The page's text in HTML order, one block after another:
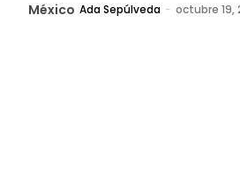
México Ada Sepúlveda - octubre 19,